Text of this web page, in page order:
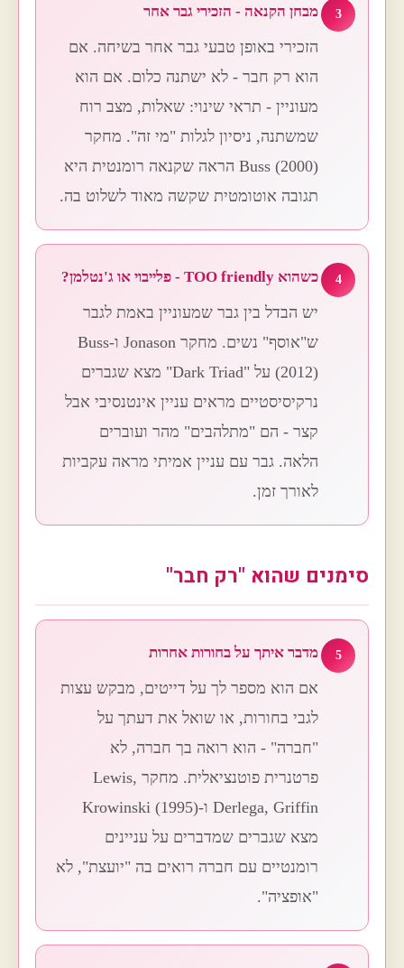
3 מבחן הקנאה - הזכירי גבר אחר
הזכירי באופן טבעי גבר אחר בשיחה. אם
הוא רק חבר - לא ישתנה כלום. אם הוא
מעוניין - תראי שינוי: שאלות, מצב רוח
שמשתנה, ניסיון לגלות "מי זה". מחקר
Buss (2000) הראה שקנאה רומנטית היא
תגובה אוטומטית שקשה מאוד לשלוט בה.
4 כשהוא TOO friendly - פלייבוי או ג'נטלמן?
יש הבדל בין גבר שמעוניין באמת לגבר
ש"אוסף" נשים. מחקר Jonason ו-Buss
(2012) על "Dark Triad" מצא שגברים
נרקיסיסטיים מראים עניין אינטנסיבי אבל
קצר - הם "מתלהבים" מהר ועוברים
הלאה. גבר עם עניין אמיתי מראה עקביות
לאורך זמן.
סימנים שהוא "רק חבר"
5 מדבר איתך על בחורות אחרות
אם הוא מספר לך על דייטים, מבקש עצות
לגבי בחורות, או שואל את דעתך על
"חברה" - הוא רואה בך חברה, לא
פרטנרית פוטנציאלית. מחקר Lewis,
Derlega, Griffin ו-Krowinski (1995)
מצא שגברים שמדברים על עניינים
רומנטיים עם חברה רואים בה "יועצת", לא
"אופציה".